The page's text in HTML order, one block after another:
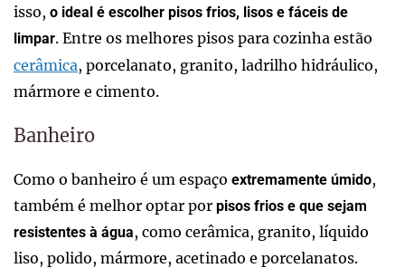
isso, o ideal é escolher pisos frios, lisos e fáceis de
limpar. Entre os melhores pisos para cozinha estão
cerâmica, porcelanato, granito, ladrilho hidráulico,
mármore e cimento.
Banheiro
Como o banheiro é um espaço extremamente úmido,
também é melhor optar por pisos frios e que sejam
resistentes à água, como cerâmica, granito, líquido
liso, polido, mármore, acetinado e porcelanatos.